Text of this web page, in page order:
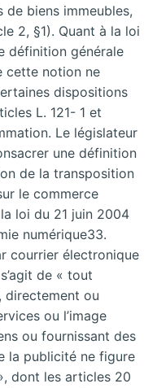
biens immeubles,
2, §1). Quant à la loi
définition générale
cette notion ne
dispositions
L. 121- 1 et
Le législateur
une définition
de la transposition
le commerce
loi du 21 juin 2004
numérique33.
courrier électronique
de « tout
directement ou
ou l’image
ou fournissant des
la publicité ne figure
dont les articles 20